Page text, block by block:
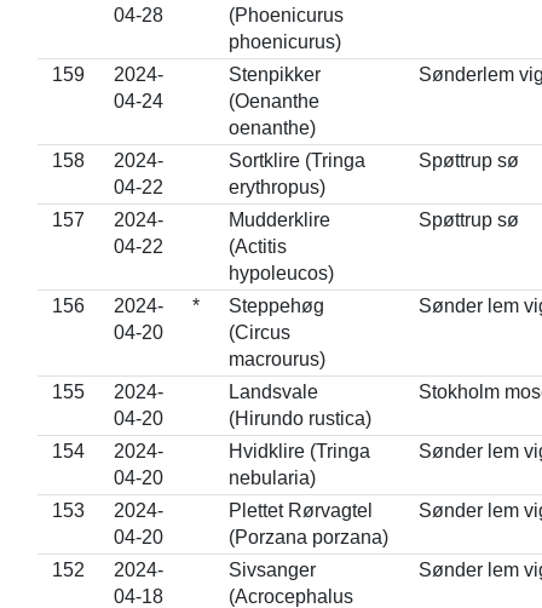
04-28
(Phoenicurus
phoenicurus)
159
2024-
04-24
Stenpikker
(Oenanthe
oenanthe)
Sønderlem
158
2024-
04-22
Sortklire (Tringa
erythropus)
Spøttrup sø
157
2024-
04-22
Mudderklire
(Actitis
hypoleucos)
Spøttrup sø
156
2024-
04-20
*
Steppehøg
(Circus
macrourus)
Sønder lem
155
2024-
04-20
Landsvale
(Hirundo rustica)
Stokholm
154
2024-
04-20
Hvidklire (Tringa
nebularia)
Sønder lem
153
2024-
04-20
Plettet Rørvagtel
(Porzana porzana)
Sønder lem
152
2024-
04-18
Sivsanger
(Acrocephalus
Sønder lem